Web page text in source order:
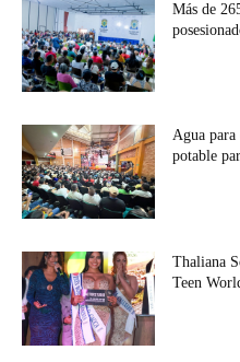
Más de
Agua para
potable
Thaliana
Teen